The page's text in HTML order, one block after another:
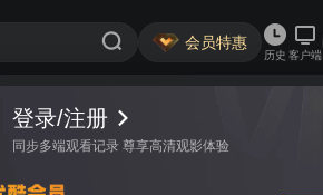
会员特惠
历史 客户端
登录/注册
同步多端观看记录 尊享高清观影体验
视频 讨论